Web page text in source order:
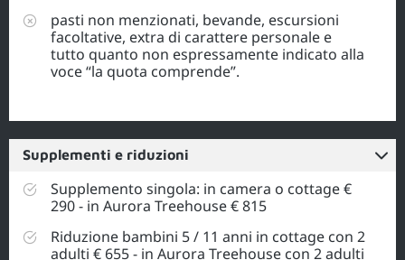
pasti non menzionati, bevande, escursioni
facoltative, extra di carattere personale e
tutto quanto non espressamente indicato alla
voce “la quota comprende”.
Supplementi e riduzioni
Supplemento singola: in camera o cottage €
290 - in Aurora Treehouse € 815
Riduzione bambini 5 / 11 anni in cottage con 2
adulti € 655 - in Aurora Treehouse con 2 adulti